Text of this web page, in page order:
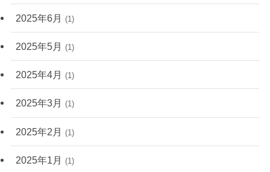
2025年6月 (1)
2025年5月 (1)
2025年4月 (1)
2025年3月 (1)
2025年2月 (1)
2025年1月 (1)